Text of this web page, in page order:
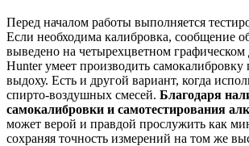
Перед началом работы выполняется
Если необходима калибровка, сообщение
выведено на четырехцветном
Hunter умеет производить самокалибровку
выдоху. Есть и другой вариант, когда
спирто-воздушных смесей. Благодаря
самокалибровки и самотестирования
может верой и правдой прослужить как
сохраняя точность измерений на том же